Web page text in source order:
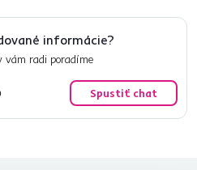
informácie?
vám radi poradíme
Spustiť chat